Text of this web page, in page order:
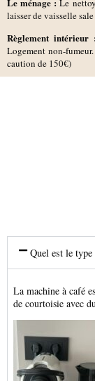
Le
laisser de vaisselle
Règlement intérieur :
Logement non-
caution de 150€)
Quel est le type
La machine à café
de courtoisie avec